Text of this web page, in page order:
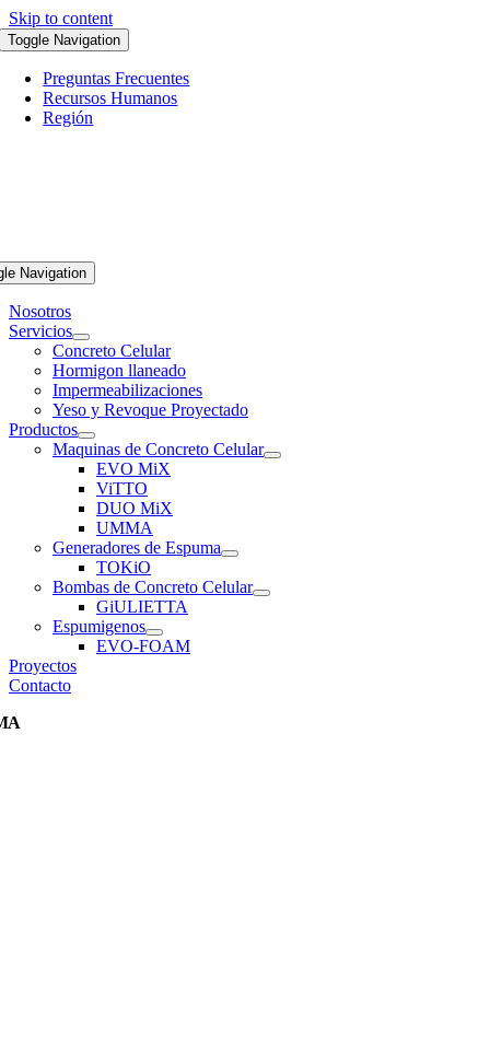
Skip to content
Toggle Navigation
Preguntas Frecuentes
Recursos Humanos
Región
Navigation
Nosotros
Servicios
Concreto Celular
Hormigon llaneado
Impermeabilizaciones
Yeso y Revoque Proyectado
Productos
Maquinas de Concreto Celular
EVO MiX
ViTTO
DUO MiX
UMMA
Generadores de Espuma
TOKiO
Bombas de Concreto Celular
GiULIETTA
Espumigenos
EVO-FOAM
Proyectos
Contacto